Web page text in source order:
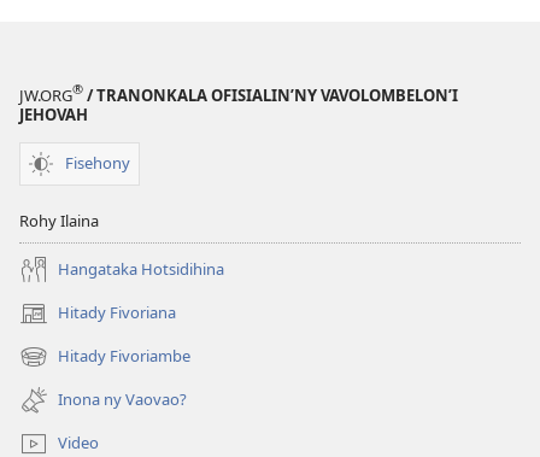
JW.ORG® / TRANONKALA OFISIALIN’NY VAVOLOMBELON’I
JEHOVAH
Fisehony
Rohy Ilaina
Hangataka Hotsidihina
Hitady Fivoriana
(manokatra
rohy) Hitady Fivoriambe
(manokatra
rohy) Inona ny Vaovao?
Video